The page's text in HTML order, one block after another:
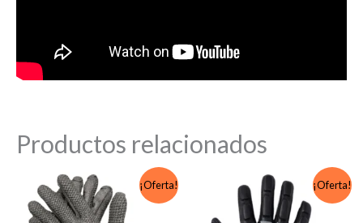
Productos relacionados
¡Oferta! ¡Oferta!